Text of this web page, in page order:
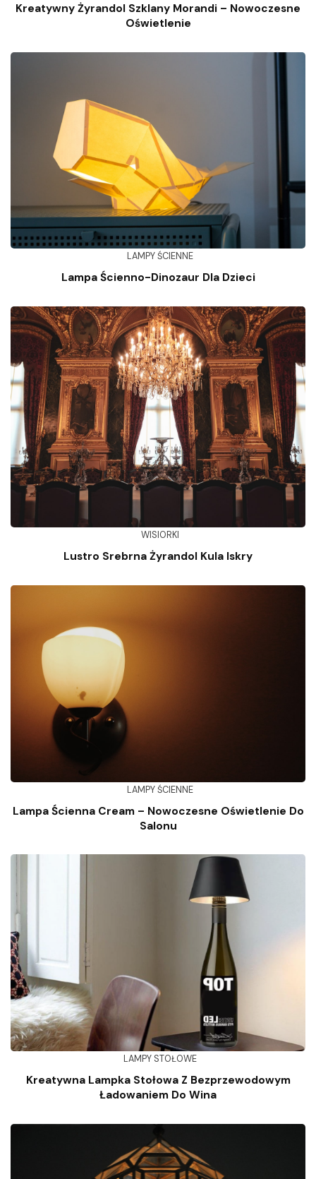
Kreatywny Żyrandol Szklany Morandi – Nowoczesne
Oświetlenie
LAMPY ŚCIENNE
Lampa Ścienno-Dinozaur Dla Dzieci
WISIORKI
Lustro Srebrna Żyrandol Kula Iskry
LAMPY ŚCIENNE
Lampa Ścienna Cream – Nowoczesne Oświetlenie Do
Salonu
LAMPY STOŁOWE
Kreatywna Lampka Stołowa Z Bezprzewodowym
Ładowaniem Do Wina